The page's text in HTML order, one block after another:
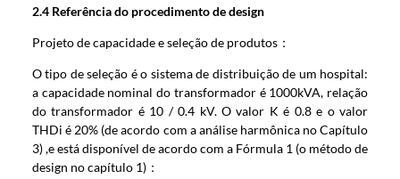
2.4 Referência do procedimento de design
Projeto de capacidade e seleção de produtos：
O tipo de seleção é o sistema de distribuição de um hospital:
a capacidade nominal do transformador é 1000kVA, relação
do transformador é 10 / 0.4 kV. O valor K é 0.8 e o valor
THDi é 20% (de acordo com a análise harmônica no Capítulo
3) ,e está disponível de acordo com a Fórmula 1 (o método de
design no capítulo 1)：